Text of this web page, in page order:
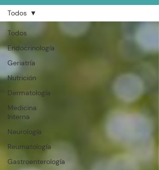
Todos
Endocrinología
Geriatría
Nutrición
Dermatología
Medicina
Interna
Neurología
Reumatología
Gastroenterología
Todos